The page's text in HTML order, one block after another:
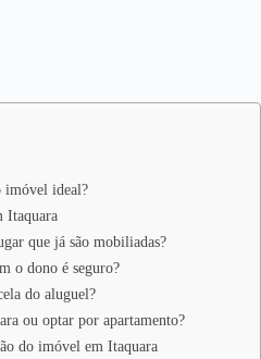
imóvel ideal?
Itaquara
que já são mobiliadas?
o dono é seguro?
do aluguel?
ou optar por apartamento?
do imóvel em Itaquara